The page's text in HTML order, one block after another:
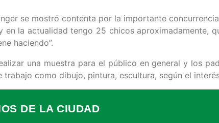
se mostró contenta por la importante
en la actualidad tengo 25 chicos aproximadamente,
haciendo”.
una muestra para el público en general y los
como dibujo, pintura, escultura, según el
DE LA CIUDAD